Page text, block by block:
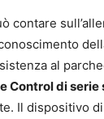
contare
al
Control di serie
Il dispositivo